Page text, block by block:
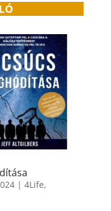
| 4Life,